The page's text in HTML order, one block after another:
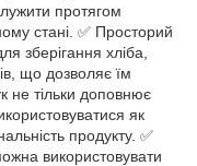
протягом
стані. ✅ Просторий
зберігання хліба,
що дозволяє їм
не тільки доповнює
як
продукту. ✅
використовувати